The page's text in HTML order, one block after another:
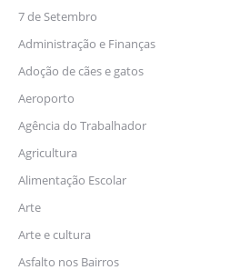
7 de Setembro
Administração e Finanças
Adoção de cães e gatos
Aeroporto
Agência do Trabalhador
Agricultura
Alimentação Escolar
Arte
Arte e cultura
Asfalto nos Bairros